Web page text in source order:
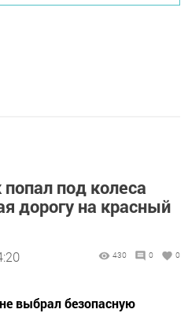
под колеса
дорогу на красный
430 0 0
выбрал безопасную